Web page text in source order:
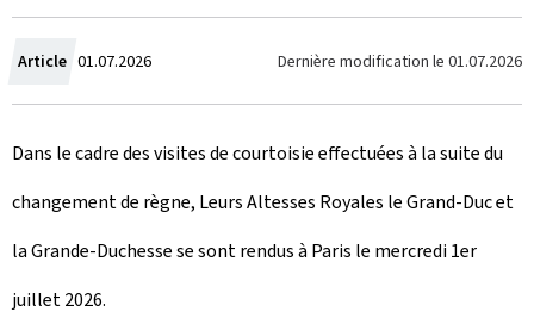
Article C
r
é
e
l
e
01.07.2026 Dernière modification le 01.07.2026
Dans le cadre des visites de courtoisie effectuées à la suite du
changement de règne, Leurs Altesses Royales le Grand-Duc et
la Grande-Duchesse se sont rendus à Paris le mercredi 1er
juillet 2026.